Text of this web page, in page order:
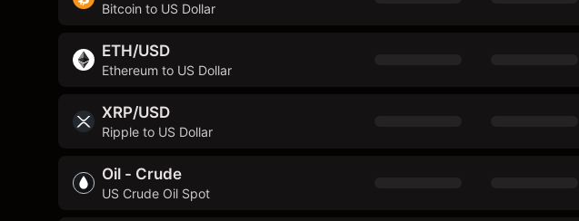
Bitcoin to US Dollar
ETH/USD
Ethereum to US Dollar
XRP/USD
Ripple to US Dollar
Oil - Crude
US Crude Oil Spot